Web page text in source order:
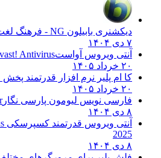
دیکشنری بابیلون NG - فرهنگ لغت کامپیوتر
آنتی ویروس آواستavast! Antivirus
کا ام پلیر نرم افزار قدرتمند پخش
فارسی نویس لیومون پارسی نگار
آنتی ویروس قدرتمند کسپرسکی 2025Virus